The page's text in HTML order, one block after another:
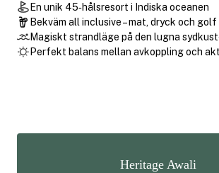
En unik 45‑hålsresort i Indiska oceanen
Bekväm all inclusive – mat, dryck och golf
Magiskt strandläge på den lugna
Perfekt balans mellan avkoppling och
Heritage Awali